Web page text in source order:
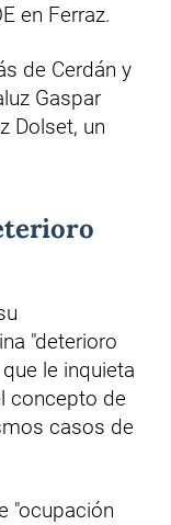
en Ferraz.
de Cerdán y
Gaspar
Dolset, un
"deterioro
le inquieta
concepto de
casos de
"ocupación